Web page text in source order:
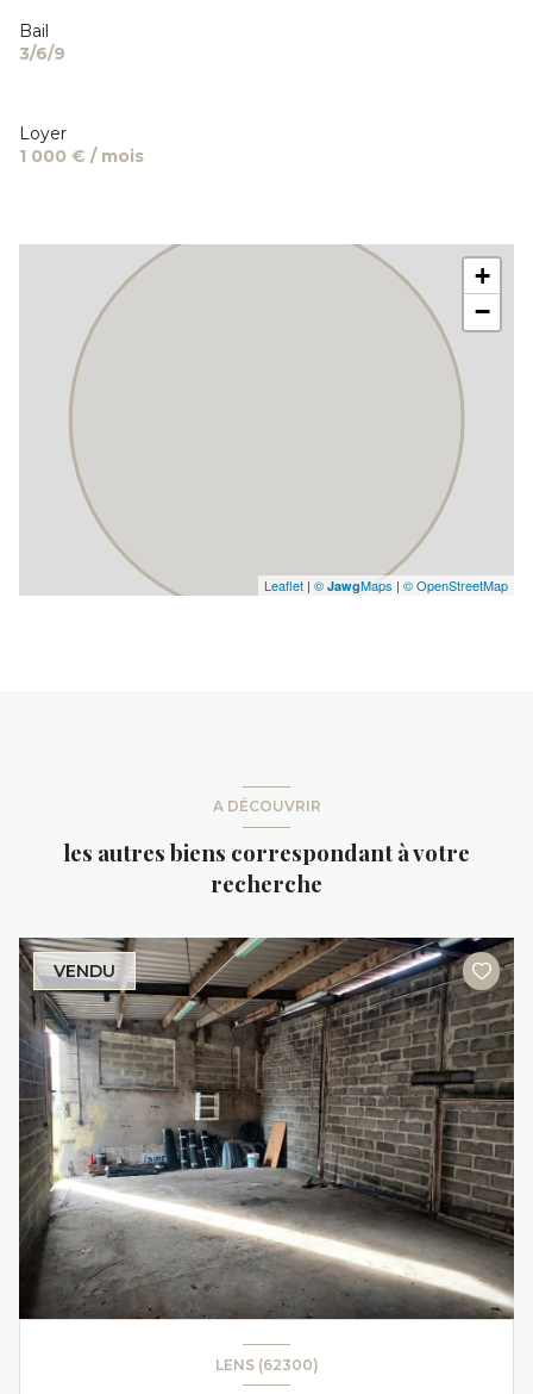
Bail
3/6/9
Loyer
1 000 € / mois
+
−
Leaflet | © JawgMaps | © OpenStreetMap
A DÉCOUVRIR
les autres biens correspondant à votre
recherche
VENDU
LENS (62300)